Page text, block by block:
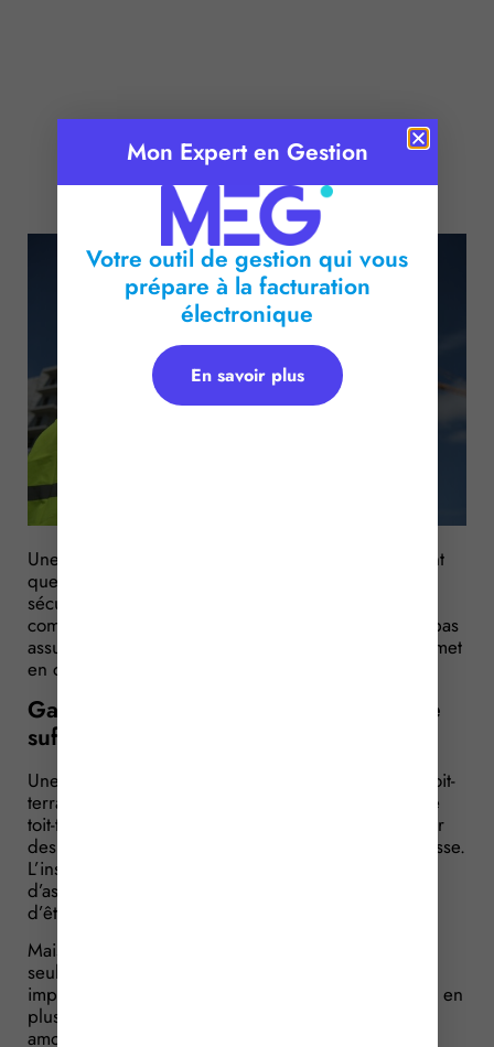
Publié le : 25 octobre 2016
Temps de lecture : < 1
Une entreprise a fait construire un immeuble. En tant
que maître de l’ouvrage, elle est responsable de la
sécurité des travailleurs qui interviennent pour son
compte. L’inspection du travail, estimant qu’elle n’a pas
assuré leur protection contre le risque de chute, la met
en cause…
Garde-corps impératif ou filet antichute
suffisant ?
Une entreprise a fait construire un immeuble avec toit-
terrasse. L’inspection du travail, estimant l’accès à ce
toit-terrasse dangereux, lui ordonne de faire installer
des garde-corps sur toute la périphérie du toit-terrasse.
L’installation d’un garde-corps permettra, selon elle,
d’assurer la sécurité de tout travailleur susceptible
d’être affecté à la maintenance du toit-terrasse.
Mais l’entreprise, maître de l’ouvrage, refuse : non
seulement l’installation de garde-corps permanents
imposerait de modifier le permis de construire mais en
plus, elle a opté pour un dispositif de protection
amovible assurant une protection équivalente aux
Mon Expert en Gestion
Votre outil de gestion qui vous
prépare à la facturation
électronique
En savoir plus